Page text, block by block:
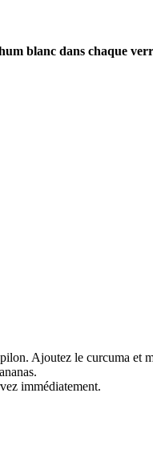
blanc dans chaque
Ajoutez le curcuma et
immédiatement.